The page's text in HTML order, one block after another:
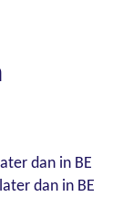
dan in BE
dan in BE